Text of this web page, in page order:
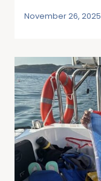
November 26, 2025